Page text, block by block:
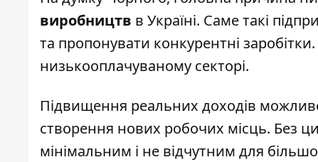
виробництв в Україні. Саме такі
та пропонувати конкурентні
низькооплачуваному секторі.
Підвищення реальних доходів
створення нових робочих місць. Без
мінімальним і не відчутним для